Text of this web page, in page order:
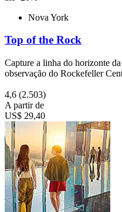
Nova York
Top of the Rock
Capture a linha do horizonte
observação do Rockefeller
4,6 (2.503)
A partir de
US$ 29,40